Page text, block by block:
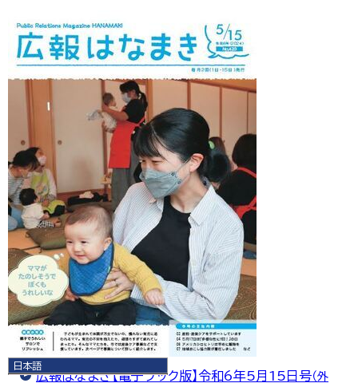
日本語
日本語広報はなまき【電子ブック版】令和6年5月15日号（外